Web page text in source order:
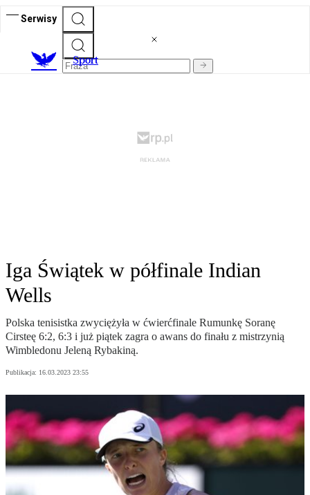
Serwisy
Sport
Iga Świątek w półfinale Indian
Wells
Polska tenisistka zwyciężyła w ćwierćfinale Rumunkę Soranę
Cirsteę 6:2, 6:3 i już piątek zagra o awans do finału z mistrzynią
Wimbledonu Jeleną Rybakiną.
Publikacja: 16.03.2023 23:55